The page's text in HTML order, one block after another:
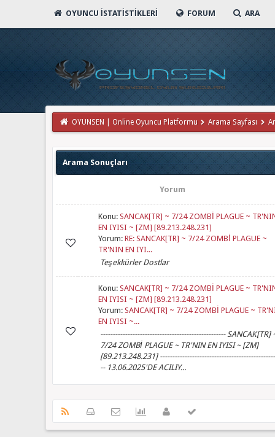
OYUNCU İSTATISTIKLERI FORUM ARA
OYUNSEN | Online Oyuncu Platformu Arama Sayfası
Arama Sonuçları
Yorum
Konu: SANCAK[TR] ~ 7/24 ZOMBİ PLAGUE ~
EN IYISI ~ [ZM] [89.213.248.231]
Yorum: RE: SANCAK[TR] ~ 7/24 ZOMBİ PLAGUE ~
TR'NIN EN IYI...
Teşekkürler Dostlar
Konu: SANCAK[TR] ~ 7/24 ZOMBİ PLAGUE ~
EN IYISI ~ [ZM] [89.213.248.231]
Yorum: SANCAK[TR] ~ 7/24 ZOMBİ PLAGUE ~
EN IYISI ~...
--------------------------------------------------- SANCAK[TR]
7/24 ZOMBİ PLAGUE ~ TR'NIN EN IYISI ~ [ZM]
[89.213.248.231]
-- 13.06.2025'DE ACILIY...